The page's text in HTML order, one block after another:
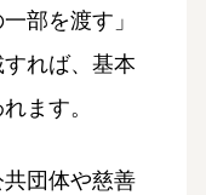
部を渡す」
れば、基本
ます。
団体や慈善